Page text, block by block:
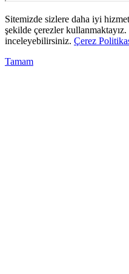
Sitemizde sizlere daha iyi
şekilde çerezler kullanmaktayız.
inceleyebilirsiniz. Çerez
Tamam